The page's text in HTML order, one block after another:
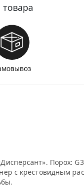
Порох:
с крестовидным